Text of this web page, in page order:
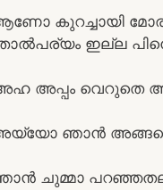
കുറച്ചായി മോരും
ഇല്ല
അപ്പം
ഞാൻ അങ്ങനെ
ചുമ്മാ